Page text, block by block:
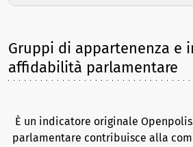
Gruppi di appartenenza e
affidabilità parlamentare
È un indicatore originale
parlamentare contribuisce alla